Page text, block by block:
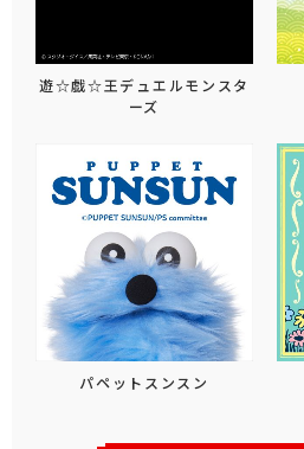
遊☆戯☆王デュエルモンスタ
ーズ
パペットスンスン